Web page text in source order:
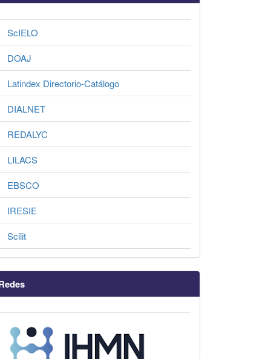
ScIELO
DOAJ
Latindex Directorio-Catálogo
DIALNET
REDALYC
LILACS
EBSCO
IRESIE
Scilit